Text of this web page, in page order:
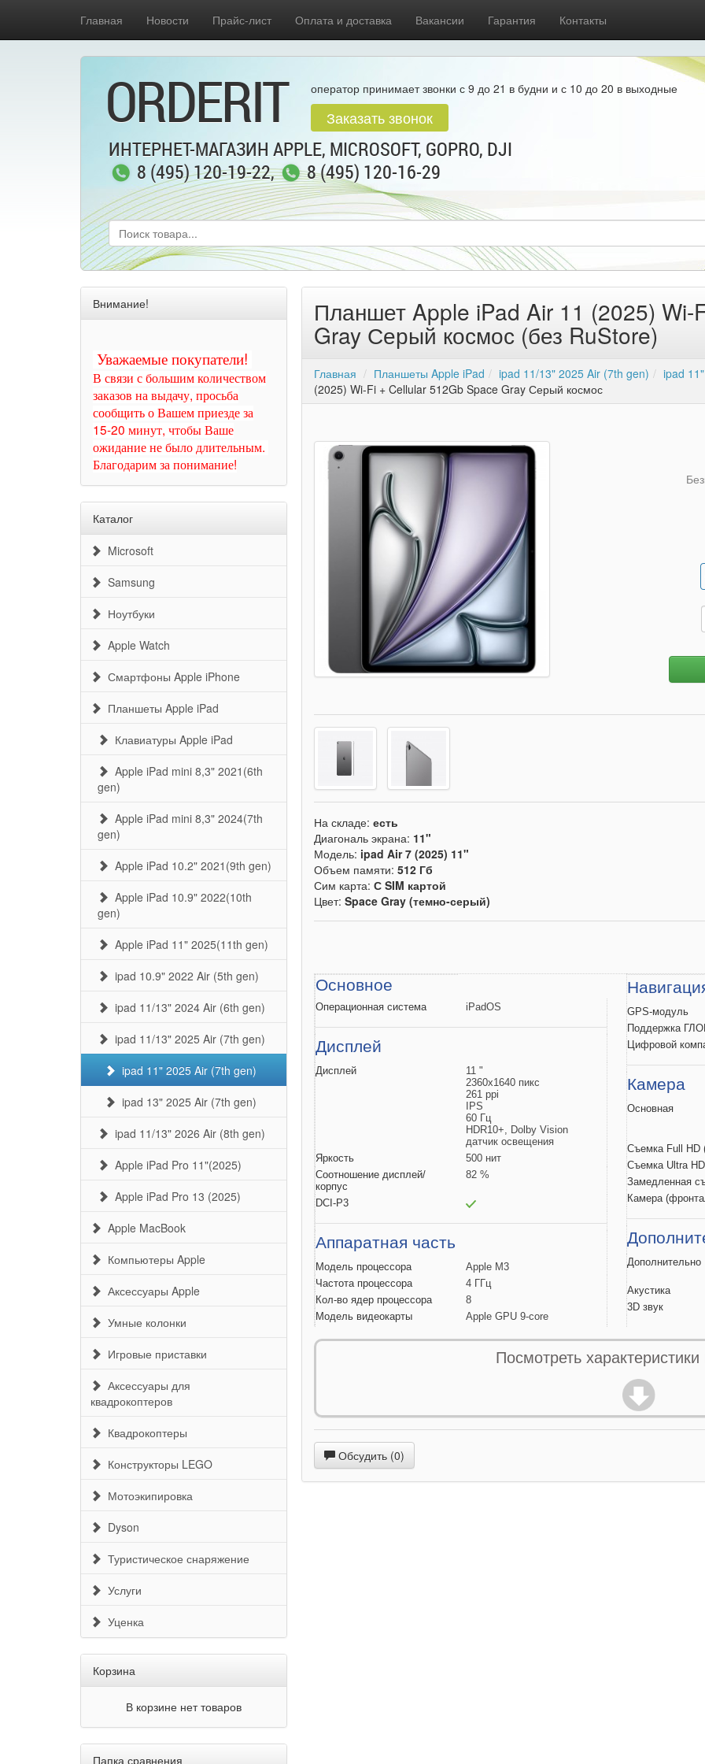
Главная Новости Прайс-лист Оплата и доставка Вакансии Гарантия Контакты
ORDERIT оператор принимает звонки с 9 до 21 в будни и с 10 до 20 в выходные
Заказать звонок
ИНТЕРНЕТ-МАГАЗИН APPLE, MICROSOFT, GOPRO, DJI
8 (495) 120-19-22, 8 (495) 120-16-29
Внимание!
Уважаемые покупатели!
В связи с большим количеством
заказов на выдачу, просьба
сообщить о Вашем приезде за
15-20 минут, чтобы Ваше
ожидание не было длительным.
Благодарим за понимание!
Каталог
Microsoft
Samsung
Ноутбуки
Apple Watch
Смартфоны Apple iPhone
Планшеты Apple iPad
Клавиатуры Apple iPad
Apple iPad mini 8,3" 2021(6th
gen)
Apple iPad mini 8,3" 2024(7th
gen)
Apple iPad 10.2" 2021(9th gen)
Apple iPad 10.9" 2022(10th
gen)
Apple iPad 11" 2025(11th gen)
ipad 10.9" 2022 Air (5th gen)
ipad 11/13" 2024 Air (6th gen)
ipad 11/13" 2025 Air (7th gen)
ipad 11" 2025 Air (7th gen)
ipad 13" 2025 Air (7th gen)
ipad 11/13" 2026 Air (8th gen)
Apple iPad Pro 11"(2025)
Apple iPad Pro 13 (2025)
Apple MacBook
Компьютеры Apple
Аксессуары Apple
Умные колонки
Игровые приставки
Аксессуары для
квадрокоптеров
Квадрокоптеры
Конструкторы LEGO
Мотоэкипировка
Dyson
Туристическое снаряжение
Услуги
Уценка
Корзина
В корзине нет товаров
Папка сравнения
Планшет Apple iPad Air 11 (2025) Wi-
Gray Серый космос (без RuStore)
Главная Планшеты Apple iPad ipad 11/13" 2025 Air (7th gen) ipad
(2025) Wi-Fi + Cellular 512Gb Space Gray Серый космос
На складе: есть
Диагональ экрана: 11"
Модель: ipad Air 7 (2025) 11"
Объем памяти: 512 Гб
Сим карта: С SIM картой
Цвет: Space Gray (темно-серый)
Основное
Операционная система iPadOS
Дисплей
Дисплей
11 "
2360х1640 пикс
261 ppi
IPS
60 Гц
HDR10+, Dolby Vision
датчик освещения
Яркость
500 нит
Соотношение дисплей/
корпус
82 %
DCI-P3
Аппаратная часть
Модель процессора
Apple M3
Частота процессора
4 ГГц
Кол-во ядер процессора
8
Модель видеокарты
Apple GPU 9-core
512 ГБ
SIM-карта
e-SIM
Стандартсвязи
Wi-Fi
Bluetooth
v 5.3
GPS-модуль
Поддержка
Цифровой
Камера
Основная
Съемка Full HD
Съемка Ultra HD
Замедленная
Камера
Дополнительно
Акустика
3D звук
Источник
Быстрая
Мощность
Посмотреть
Обсудить (0)